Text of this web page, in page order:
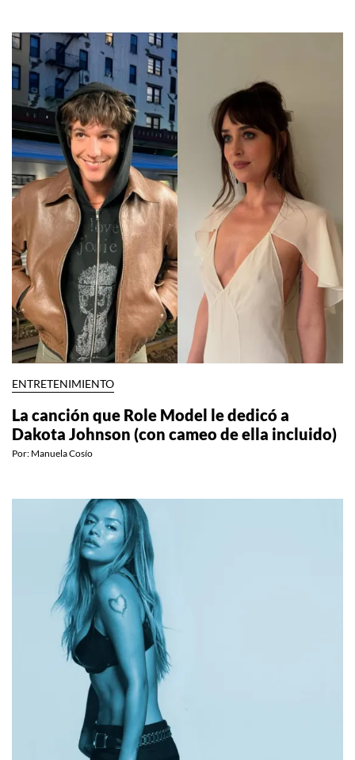
ENTRETENIMIENTO
La canción que Role Model le dedicó a
Dakota Johnson (con cameo de ella incluido)
Por: Manuela Cosío